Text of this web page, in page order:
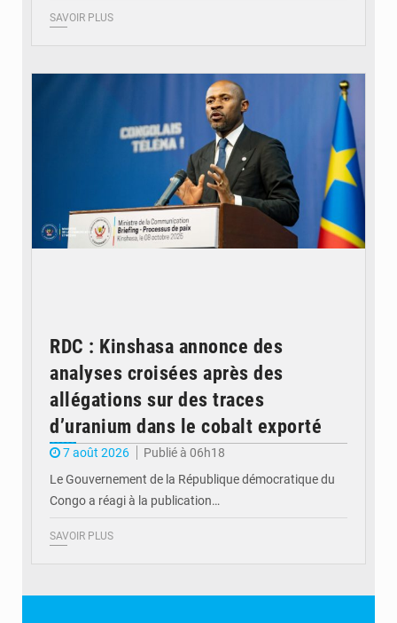
SAVOIR PLUS
RDC : Kinshasa annonce des
analyses croisées après des
allégations sur des traces
d’uranium dans le cobalt exporté
7 août 2026
Publié à 06h18
Le Gouvernement de la République démocratique du
Congo a réagi à la publication…
SAVOIR PLUS